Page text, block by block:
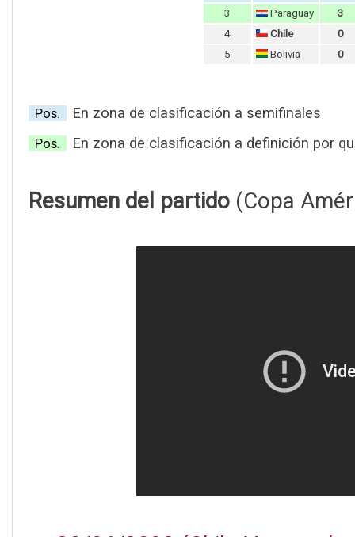
3
Paraguay
3
4
Chile
0
5
Bolivia 0
Pos. En zona de clasificación a semifinales
Pos. En zona de clasificación a definición por
Resumen del partido (Copa